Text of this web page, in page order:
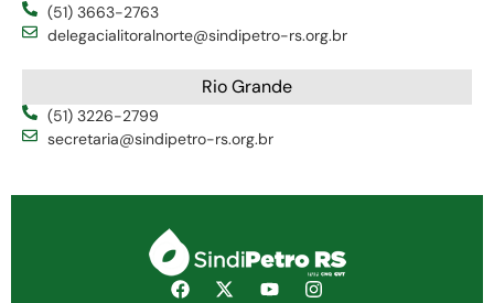
(51) 3663-2763
delegacialitoralnorte@sindipetro-rs.org.br
Rio Grande
(51) 3226-2799
secretaria@sindipetro-rs.org.br